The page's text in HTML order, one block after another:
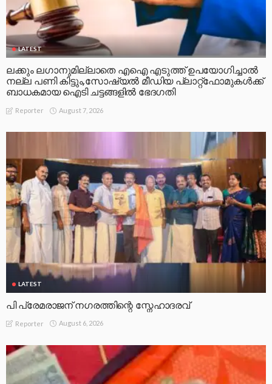
LATEST
ലക്കും ലഗാനുമില്ലാതെ എഐ എടുത്ത് ഉപയോഗിച്ചാല്‍
നല്ല പണി കിട്ടും,സോഷ്യല്‍ മീഡിയ പ്ലാറ്റ്‌ഫോമുകള്‍ക്ക്
ബാധകമായ ഐടി ചട്ടങ്ങളില്‍ ഭേദഗതി
Reporter August 7, 2026
LATEST
പി പ്രേമരാജന് നഗരത്തിന്റെ സ്നേഹാദരവ്
Reporter August 6, 2026